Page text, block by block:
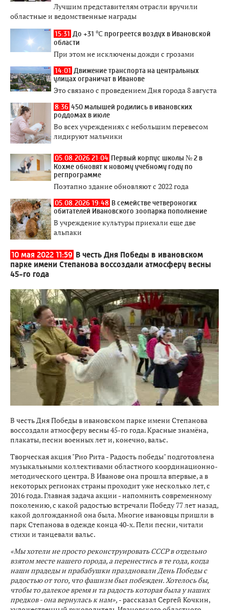
Лучшим представителям отрасли вручили
областные и ведомственные награды
15:31 До +31 ℃ прогреется воздух в Ивановской
области
При этом не исключены дожди с грозами
14:01 Движение транспорта на центральных
улицах ограничат в Иванове
Это связано с проведением Дня города 8 августа
8:36 450 малышей родились в ивановских
роддомах в июле
Во всех учреждениях с небольшим перевесом
лидируют мальчики
05.08.2026 21:04 Первый корпус школы № 2 в
Кохме обновят к новому учебному году по
регпрограмме
Поэтапно здание обновляют с 2022 года
05.08.2026 19:48 В семействе четвероногих
обитателей Ивановского зоопарка пополнение
В учреждение культуры приехали еще две
альпаки
10 мая 2022 11:59 В честь Дня Победы в ивановском
парке имени Степанова воссоздали атмосферу весны
45-го года
В честь Дня Победы в ивановском парке имени Степанова
воссоздали атмосферу весны 45-го года. Красные знамёна,
плакаты, песни военных лет и, конечно, вальс.
Творческая акция "Рио Рита - Радость победы" подготовлена
музыкальными коллективами областного координационно-
методического центра. В Иванове она прошла впервые, а в
некоторых регионах страны проходит уже несколько лет, с
2016 года. Главная задача акции - напомнить современному
поколению, с какой радостью встречали Победу 77 лет назад,
какой долгожданной она была. Многие ивановцы пришли в
парк Степанова в одежде конца 40-х. Пели песни, читали
стихи и танцевали вальс.
«Мы хотели не просто реконструировать СССР в отдельно
взятом месте нашего города, а перенестись в те года, когда
наши прадеды и прабабушки праздновали День Победы с
радостью от того, что фашизм был побежден. Хотелось бы,
чтобы то далекое время и та радость которая была у наших
предков - она вернулась к нам», - рассказал Сергей Кочкин,